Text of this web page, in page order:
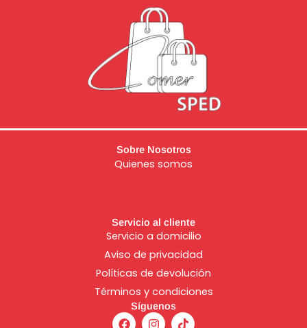
Sobre Nosotros
Quienes somos
Servicio al cliente
Servicio a domicilio
Aviso de privacidad
Políticas de devolución
Términos y condiciones
Síguenos
F I T